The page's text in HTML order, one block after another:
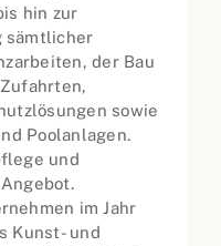
hin zur
sämtlicher
der Bau
sowie
Poolanlagen.
und
im Jahr
Kunst- und